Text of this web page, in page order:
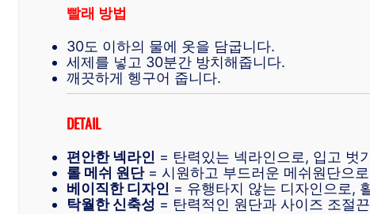
빨래 방법
30도 이하의 물에 옷을 담굽니다.
세제를 넣고 30분간 방치해줍니다.
깨끗하게 헹구어 줍니다.
DETAIL
편안한 넥라인 = 탄력있는 넥라인으로, 입고 벗
롤 메쉬 원단= 시원하고 부드러운 메쉬원단으
베이직한 디자인 = 유행타지 않는 디자인으로,
탁월한 신축성 = 탄력적인 원단과 사이즈 조절